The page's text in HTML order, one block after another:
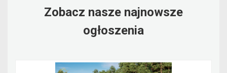
Zobacz nasze najnowsze
ogłoszenia